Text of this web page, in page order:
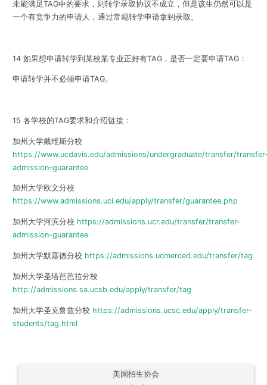
未能满足TAG中的要求，则转学录取协议不成立，但是该生仍然可以是
一个有竞争力的申请人，通过常规转学申请拿到录取。
14 如果想申请转学到某校某专业正好有TAG，是否一定要申请TAG：
申请转学并不必须申请TAG。
15 各学校的TAG要求和介绍链接：
加州大学戴维斯分校
https://www.ucdavis.edu/admissions/undergraduate/transfer/
admission-guarantee
加州大学欧文分校
https://www.admissions.uci.edu/apply/transfer/guarantee.php
加州大学河滨分校 https://admissions.ucr.edu/transfer/transfer-
admission-guarantee
加州大学默塞德分校 https://admissions.ucmerced.edu/transfer/tag
加州大学圣塔芭芭拉分校
http://admissions.sa.ucsb.edu/apply/transfer/tag
加州大学圣克鲁兹分校 https://admissions.ucsc.edu/apply/transfer-
students/tag.html
美国招生协会